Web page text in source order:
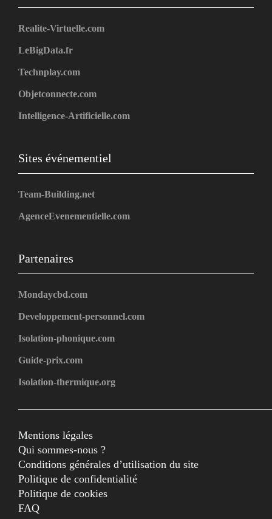
Realite-Virtuelle.com
LeBigData.fr
Technplay.com
Objetconnecte.com
Intelligence-Artificielle.com
Sites événementiel
Team-Building.net
AgenceEvenementielle.com
Partenaires
Mondaycbd.com
Developpement-personnel.com
Isolation-phonique.com
Guide-prix.com
Isolation-thermique.org
Mentions légales
Qui sommes-nous ?
Conditions générales d’utilisation du site
Politique de confidentialité
Politique de cookies
FAQ